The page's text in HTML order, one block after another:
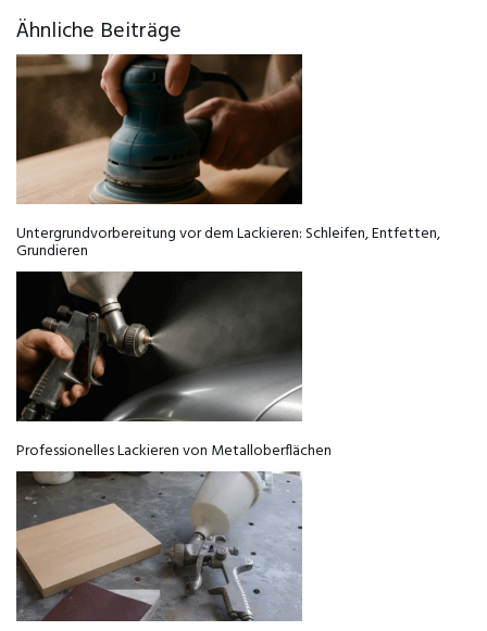
Ähnliche Beiträge
Untergrundvorbereitung vor dem Lackieren: Schleifen, Entfetten,
Grundieren
Professionelles Lackieren von Metalloberflächen